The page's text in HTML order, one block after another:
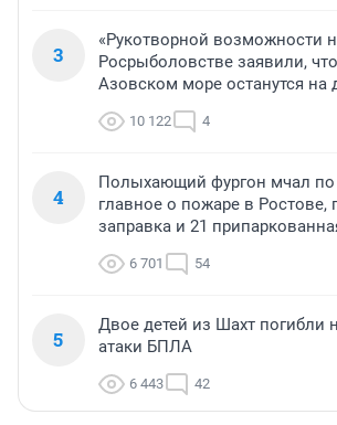
3
«Рукотворной возможности
Росрыболовстве заявили,
Азовском море останутся на
10 122 4
4
Полыхающий фургон мчал по
главное о пожаре в Ростове,
заправка и 21
6 701 54
5
Двое детей из Шахт погибли
атаки БПЛА
6 443 42